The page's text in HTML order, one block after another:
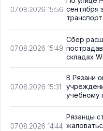
07.08.2026 15:56 сентября
07.08.2026 15:49
Сбер
складах
07.08.2026 15:31
В Рязани
учебному
07.08.2026 14:44
Рязанцы